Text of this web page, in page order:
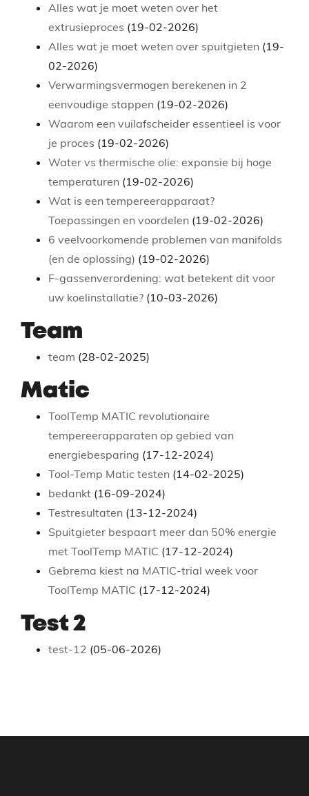
Alles wat je moet weten over het
extrusieproces (19-02-2026)
Alles wat je moet weten over spuitgieten (19-
02-2026)
Verwarmingsvermogen berekenen in 2
eenvoudige stappen (19-02-2026)
Waarom een vuilafscheider essentieel is voor
je proces (19-02-2026)
Water vs thermische olie: expansie bij hoge
temperaturen (19-02-2026)
Wat is een tempereerapparaat?
Toepassingen en voordelen (19-02-2026)
6 veelvoorkomende problemen van manifolds
(en de oplossing) (19-02-2026)
F-gassenverordening: wat betekent dit voor
uw koelinstallatie? (10-03-2026)
Team
team (28-02-2025)
Matic
ToolTemp MATIC revolutionaire
tempereerapparaten op gebied van
energiebesparing (17-12-2024)
Tool-Temp Matic testen (14-02-2025)
bedankt (16-09-2024)
Testresultaten (13-12-2024)
Spuitgieter bespaart meer dan 50% energie
met ToolTemp MATIC (17-12-2024)
Gebrema kiest na MATIC-trial week voor
ToolTemp MATIC (17-12-2024)
Test 2
test-12 (05-06-2026)